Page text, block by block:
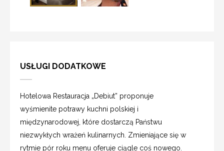
USŁUGI DODATKOWE
Hotelowa Restauracja „Debiut” proponuje
wyśmienite potrawy kuchni polskiej i
międzynarodowej, które dostarczą Państwu
niezwykłych wrażeń kulinarnych. Zmieniające się w
rytmie pór roku menu oferuje ciągle coś nowego.